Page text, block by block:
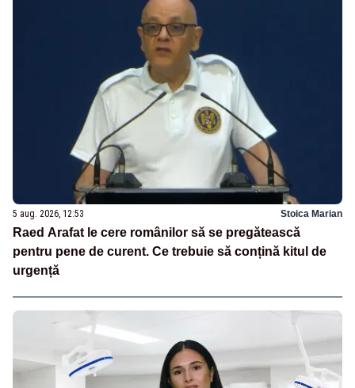
5 aug. 2026, 12:53 Stoica Marian
Raed Arafat le cere românilor să se pregătească
pentru pene de curent. Ce trebuie să conțină kitul de
urgență